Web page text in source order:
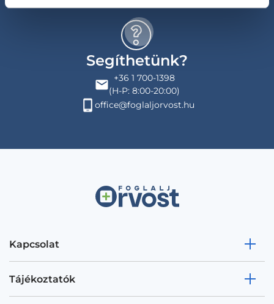
Segíthetünk?
+36 1 700-1398
(H-P: 8:00-20:00)
office@foglaljorvost.hu
Kapcsolat
Tájékoztatók